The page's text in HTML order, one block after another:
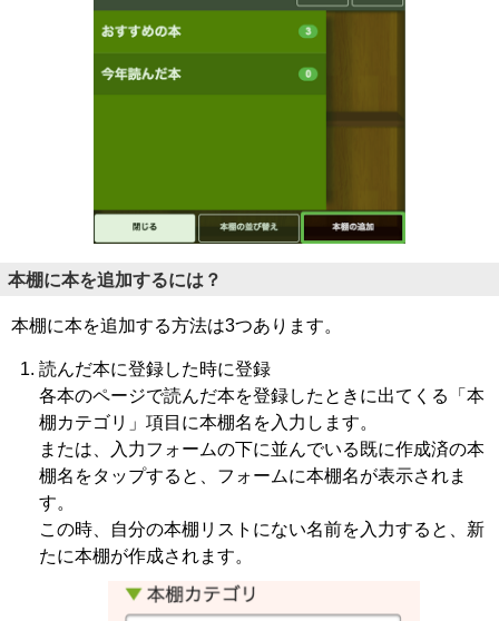
本棚に本を追加するには？
本棚に本を追加する方法は3つあります。
読んだ本に登録した時に登録
各本のページで読んだ本を登録したときに出てくる「本
棚カテゴリ」項目に本棚名を入力します。
または、入力フォームの下に並んでいる既に作成済の本
棚名をタップすると、フォームに本棚名が表示されま
す。
この時、自分の本棚リストにない名前を入力すると、新
たに本棚が作成されます。